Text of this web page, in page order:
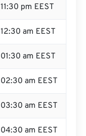
11:30 pm EEST
12:30 am EEST
01:30 am EEST
02:30 am EEST
03:30 am EEST
04:30 am EEST